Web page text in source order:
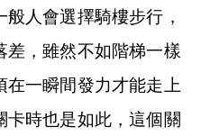
人會選擇騎樓步行，
差，雖然不如階梯一樣
一瞬間發力才能走上
卡時也是如此，這個關